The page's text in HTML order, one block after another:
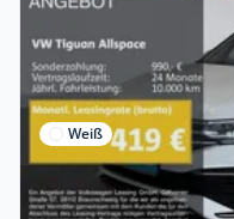
Weiß
Privat Neu